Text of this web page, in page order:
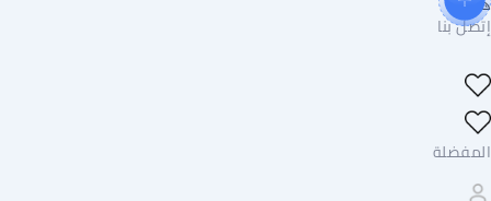
إتصل بنا
المفضلة